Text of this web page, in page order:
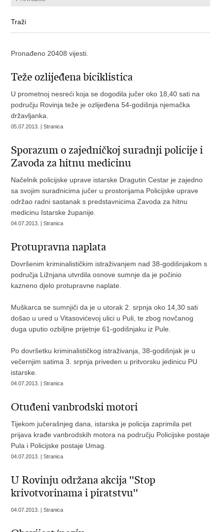
Pronađeno 20408 vijesti.
Teže ozlijeđena biciklistica
U prometnoj nesreći koja se dogodila jučer oko 18,40 sati na
području Rovinja teže je ozlijeđena 54-godišnja njemačka
državljanka.
05.07.2013. | Stranica
Sporazum o zajedničkoj suradnji policije i
Zavoda za hitnu medicinu
Načelnik policijske uprave istarske Dragutin Cestar je zajedno
sa svojim suradnicima jučer u prostorijama Policijske uprave
održao radni sastanak s predstavnicima Zavoda za hitnu
medicinu Istarske županije.
04.07.2013. | Stranica
Protupravna naplata
Dovršenim kriminalističkim istraživanjem nad 38-godišnjakom s
područja Ližnjana utvrdila osnove sumnje da je počinio
kazneno djelo protupravne naplate.
Muškarca se sumnjiči da je u utorak 2. srpnja oko 14,30 sati
došao u ured u Vitasovićevoj ulici u Puli, te zbog novčanog
duga uputio ozbiljne prijetnje 61-godišnjaku iz Pule.
Po dovršetku kriminalističkog istraživanja, 38-godišnjak je u
večernjim satima 3. srpnja priveden u pritvorsku jedinicu PU
istarske.
04.07.2013. | Stranica
Otuđeni vanbrodski motori
Tijekom jučerašnjeg dana, istarska je policija zaprimila pet
prijava krađe vanbrodskih motora na području Policijske postaje
Pula i Policijske postaje Umag.
04.07.2013. | Stranica
U Rovinju održana akcija ''Stop
krivotvorinama i piratstvu''
04.07.2013. | Stranica